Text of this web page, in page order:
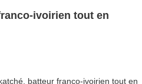
ivoirien tout en